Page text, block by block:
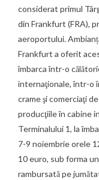
considerat primul
din Frankfurt (FRA),
aeroportului.
Frankfurt a oferit
îmbarca într-o
internaţionale, într-o
crame şi comerciaţi
producţiile în cabine
Terminalului 1, la
7-9 noiembrie orele
10 euro, sub forma
rambursată pe